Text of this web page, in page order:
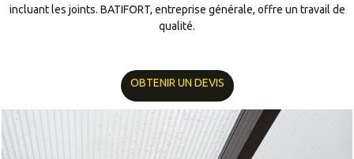
incluant les joints. BATIFORT, entreprise générale, offre un travail de
qualité.
OBTENIR UN DEVIS